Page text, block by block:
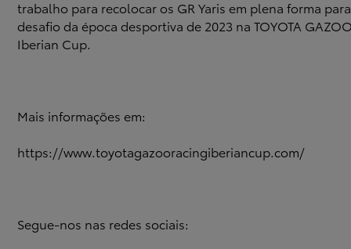
trabalho para recolocar os GR Yaris em plena forma
desafio da época desportiva de 2023 na TOYOTA
Iberian Cup.
Mais informações em:
https://www.toyotagazooracingiberiancup.com/
Segue-nos nas redes sociais: